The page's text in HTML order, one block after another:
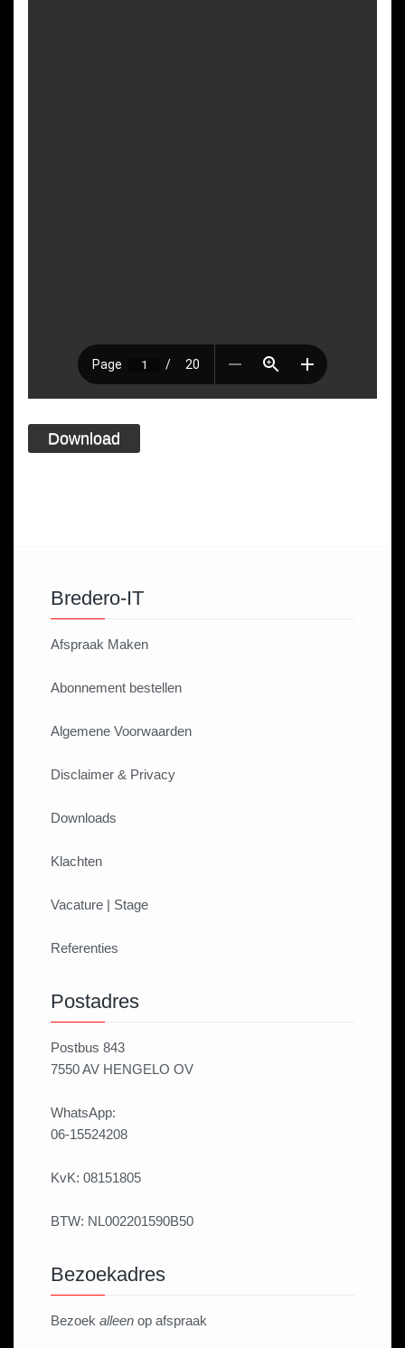
Download
Bredero-IT
Afspraak Maken
Abonnement bestellen
Algemene Voorwaarden
Disclaimer & Privacy
Downloads
Klachten
Vacature | Stage
Referenties
Postadres
Postbus 843
7550 AV HENGELO OV
WhatsApp:
06-15524208
KvK: 08151805
BTW: NL002201590B50
Bezoekadres
Bezoek alleen op afspraak